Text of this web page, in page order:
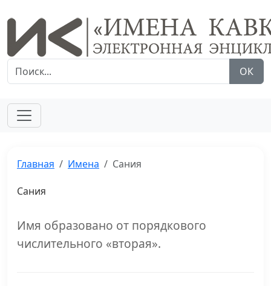
ОК
Главная Имена Сания
Сания
Имя образовано от порядкового
числительного «вторая».